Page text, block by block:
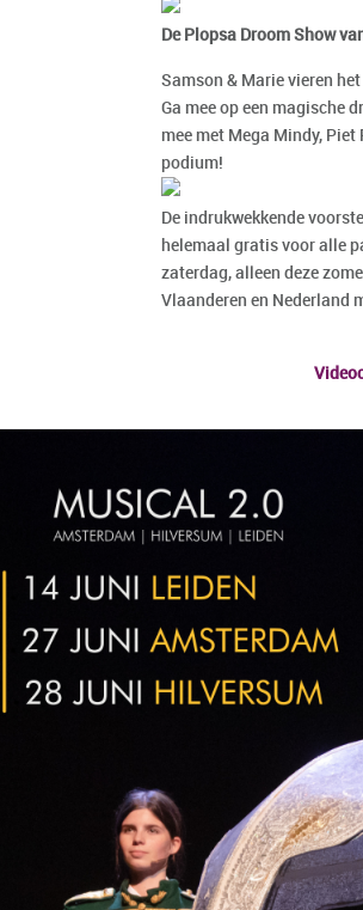
De Plopsa Droom Show
Samson & Marie vieren
Ga mee op een magische
mee met Mega Mindy,
podium!
De indrukwekkende
helemaal gratis voor alle
zaterdag, alleen deze
Vlaanderen en Nederland